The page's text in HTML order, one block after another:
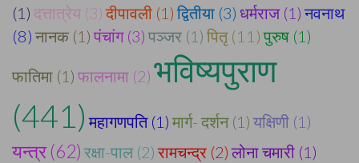
(1) दत्तात्रेय (3) दीपावली (1) द्वितीया (3) धर्मराज (1) नवनाथ
(8) नानक (1) पंचांग (3) पञ्जर (1) पितृ (11) पुरुष (1)
फातिमा (1) फालनामा (2) भविष्यपुराण
(441) महागणपति (1) मार्ग- दर्शन (1) यक्षिणी (1)
यन्त्र (62) रक्षा-पाल (2) रामचन्द्र (2) लोना चमारी (1)